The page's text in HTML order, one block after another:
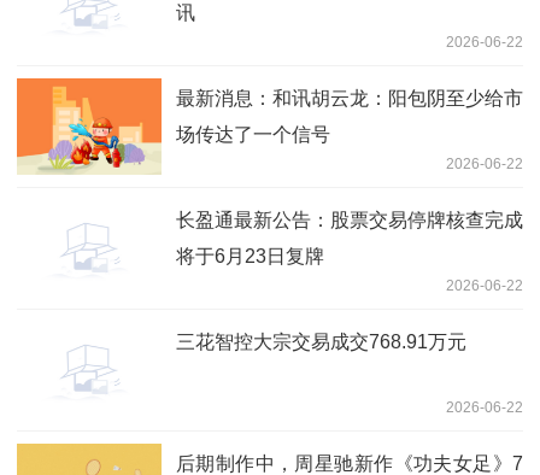
讯
2026-06-22
最新消息：和讯胡云龙：阳包阴至少给市
场传达了一个信号
2026-06-22
长盈通最新公告：股票交易停牌核查完成
将于6月23日复牌
2026-06-22
三花智控大宗交易成交768.91万元
2026-06-22
后期制作中，周星驰新作《功夫女足》7